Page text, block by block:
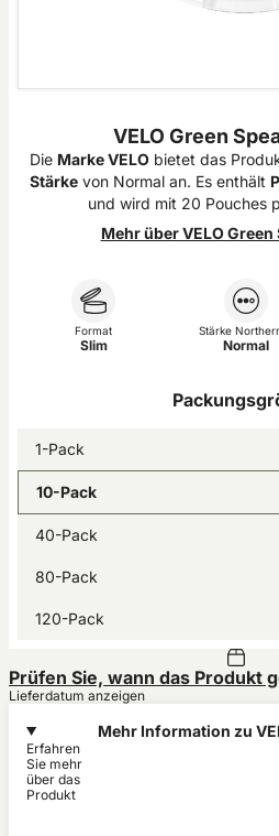
VELO Green
Die Marke VELO bietet das
Stärkevon Normal an. Es enthält
und wird mit 20 Pouches
Mehr über VELO
Format
Slim
Stärke
Normal
1-Pack
10-Pack
40-Pack
80-Pack
120-Pack
Prüfen Sie, wann das Produkt
Lieferdatum anzeigen
Mehr Information zu
Erfahren
Sie mehr
über das
Produkt